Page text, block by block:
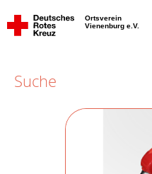
Ortsverein
Vienenburg e.V.
Suche